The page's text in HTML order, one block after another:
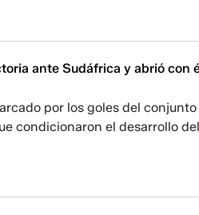
ante Sudáfrica y abrió con
por los goles del
condicionaron el desarrollo